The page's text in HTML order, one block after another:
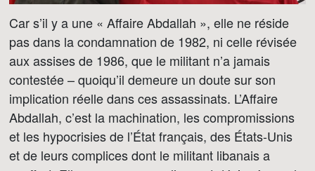
Car s’il y a une « Affaire Abdallah », elle ne réside
pas dans la condamnation de 1982, ni celle révisée
aux assises de 1986, que le militant n’a jamais
contestée – quoiqu’il demeure un doute sur son
implication réelle dans ces assassinats. L’Affaire
Abdallah, c’est la machination, les compromissions
et les hypocrisies de l’État français, des États-Unis
et de leurs complices dont le militant libanais a